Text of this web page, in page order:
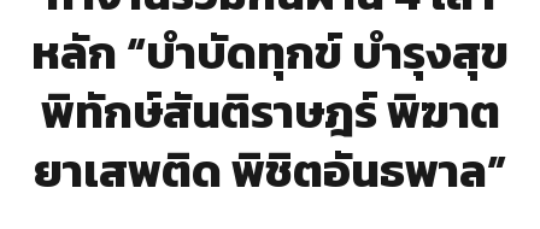
หลัก “บำบัดทุกข์ บำรุงสุข
พิทักษ์สันติราษฎร์ พิฆาต
ยาเสพติด พิชิตอันธพาล”